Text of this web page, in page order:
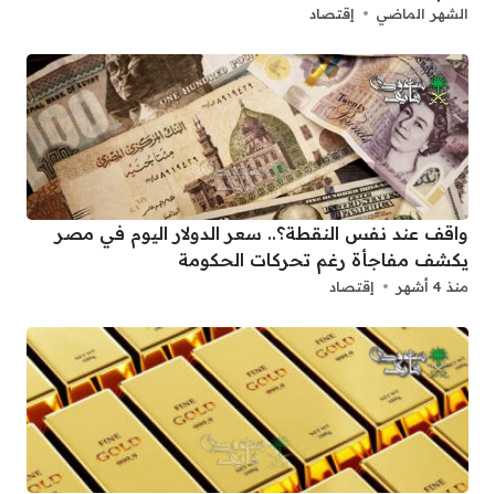
الشهر الماضي إقتصاد
واقف عند نفس النقطة؟.. سعر الدولار اليوم في مصر
يكشف مفاجأة رغم تحركات الحكومة
منذ 4 أشهر إقتصاد